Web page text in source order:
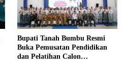
Bupati Tanah Bumbu Resmi
Buka Pemusatan Pendidikan
dan Pelatihan Calon